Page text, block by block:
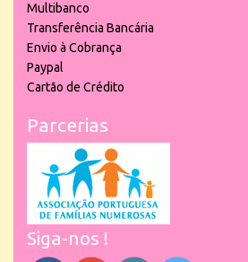
Multibanco
Transferência Bancária
Envio à Cobrança
Paypal
Cartão de Crédito
Parcerias
Siga-nos !